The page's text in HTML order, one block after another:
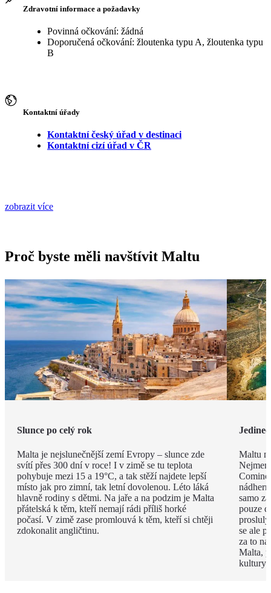
Zdravotní informace a požadavky
Povinná očkování: žádná
Doporučená očkování: žloutenka typu A, žloutenka typu
B
Kontaktní úřady
Kontaktní český úřad v destinaci
Kontaktní cizí úřad v ČR
zobrazit více
Proč byste měli navštívit Maltu
Slunce po celý rok
Malta je nejslunečnější zemí Evropy – slunce zde
svítí přes 300 dní v roce! I v zimě se tu teplota
pohybuje mezi 15 a 19°C, a tak stěží najdete lepší
místo jak pro zimní, tak letní dovolenou. Léto láká
hlavně rodiny s dětmi. Na jaře a na podzim je Malta
přátelská k těm, kteří nemají rádi příliš horké
počasí. V zimě zase promlouvá k těm, kteří si chtěji
zdokonalit angličtinu.
Maltu
samo
pouze
se ale
za to
Malta,
kultury